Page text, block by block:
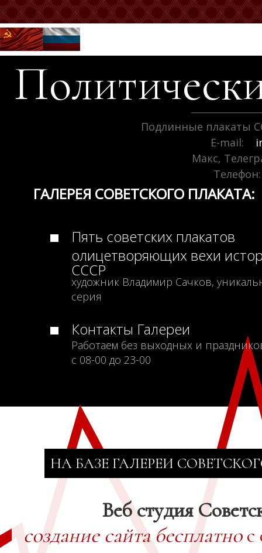
Подлинные плакаты
E-mail:
Макс,
Телефон:
ГАЛЕРЕЯ СОВЕТСКОГО ПЛАКАТА:
Пять советских плакатов
олицетворяющих вехи
СССР
художник Владимир Сачков,
серия
Контакты Галереи
Работаем без выходных и
с 08-00 до 23-00
НА БАЗЕ ГАЛЕРЕИ
Веб студия
создание сайта бесплатнос